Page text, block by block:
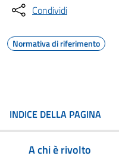
Condividi
Normativa di riferimento
INDICE DELLA PAGINA
A chi è rivolto